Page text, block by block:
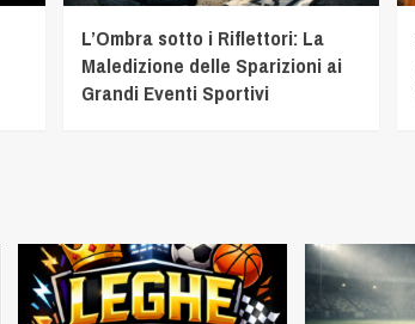
L’Ombra sotto i Riflettori: La
Maledizione delle Sparizioni ai
Grandi Eventi Sportivi